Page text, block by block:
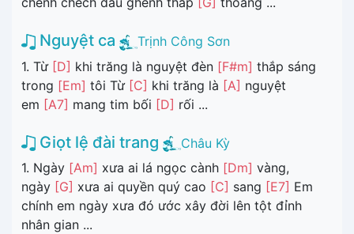
Nguyệt ca
Trịnh Công Sơn
1. Từ [D] khi trăng là nguyệt đèn [F#m] thắp sáng
trong [Em] tôi Từ [C] khi trăng là [A] nguyệt
em [A7] mang tim bối [D] rối ...
Giọt lệ đài trang
Châu Kỳ
1. Ngày [Am] xưa ai lá ngọc cành [Dm] vàng,
ngày [G] xưa ai quyền quý cao [C] sang [E7] Em
chính em ngày xưa đó ước xây đời lên tột đỉnh
nhân gian ...